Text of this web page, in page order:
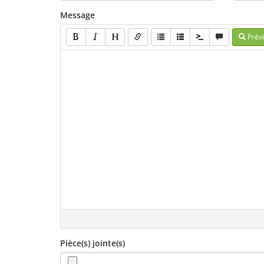
Message
Pièce(s) jointe(s)